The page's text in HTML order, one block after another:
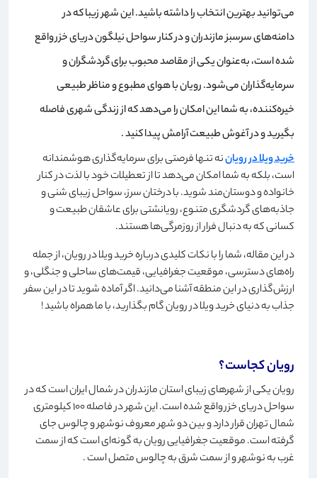
می‌توانید بهترین انتخاب را داشته باشید. این شهر زیبا که در
دامنه‌های سرسبز مازندران و در کنار سواحل نیلگون دریای خزر واقع
شده است، به‌عنوان یکی از مقاصد محبوب برای گردشگران و
سرمایه‌گذاران می‌شود. رویان با هوای مطبوع و مناظر طبیعی
خیره‌کننده، به شما این امکان را می‌دهد که از زندگی شهری فاصله
بگیرید و در آغوش طبیعت آرامش پیدا کنید.
خرید ویلا در رویاننه تنها فرصتی برای سرمایه‌گذاری هوشمندانه
است، بلکه به شما امکان می‌دهد تا از تعطیلات خود با لذت در کنار
خانواده و دوستان‌مند شوید. با درختان سرز، سواحل زیبای شنی و
جاذبه‌های گردشگری متنوع، رویانشتی برای عاشقان طبیعت و
کسانی که به دنبال فرار از روزمرگی‌ها هستند.
در این مقاله، شما را با نکات کلیدی درباره خرید ویلا در رویان، از جمله
راه‌های دسترسی، موقعیت جغرافیایی، قیمت‌های ساحلی و جنگلی، و
ارزش‌گذاری در این منطقه آشنا می‌دانید. اگر آماده شوید تا در این سفر
جذاب به دنیای خرید ویلا در رویان گام بگذارید، با ما همراه باشید!
رویان کجاست؟
رویان یکی از شهرهای زیبای استان مازندران در شمال ایران است که در
سواحل دریای خزر واقع شده است. این شهر در فاصله 100 کیلومتری
شمال تهران قرار دارد و بین دو شهر معروف نوشهر و چالوس جای
گرفته است. موقعیت جغرافیایی رویان به گونه‌ای است که از سمت
غرب به نوشهر و از سمت شرق به چالوس متصل است.